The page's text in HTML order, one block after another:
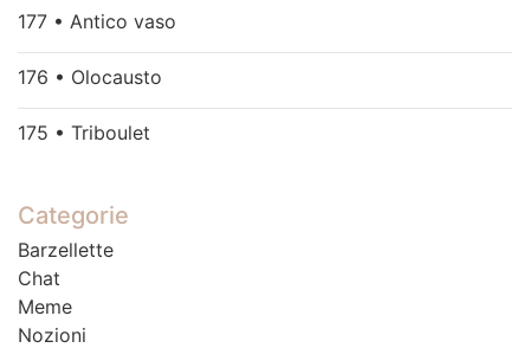
177 • Antico vaso
176 • Olocausto
175 • Triboulet
Categorie
Barzellette
Chat
Meme
Nozioni